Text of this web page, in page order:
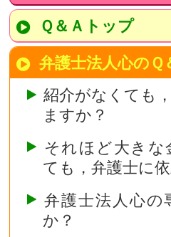
Ｑ＆Ａトップ
弁護士法人心のＱ
紹介がなくても
ますか？
それほど大きな
ても ，弁護士に
弁護士法人心の
か？